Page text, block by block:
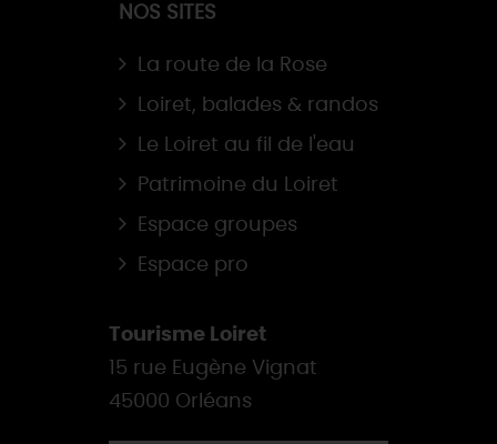
NOS SITES
La route de la Rose
Loiret, balades & randos
Le Loiret au fil de l'eau
Patrimoine du Loiret
Espace groupes
Espace pro
Tourisme Loiret
15 rue Eugène Vignat
45000 Orléans